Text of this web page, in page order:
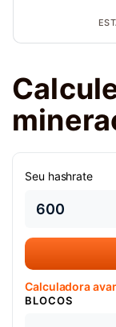
Seu hashrate
Calculadora
BLOCOS